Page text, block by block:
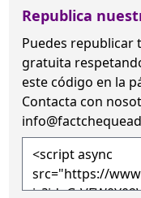
Republica
Puedes
gratuita
este código en la
Contacta con